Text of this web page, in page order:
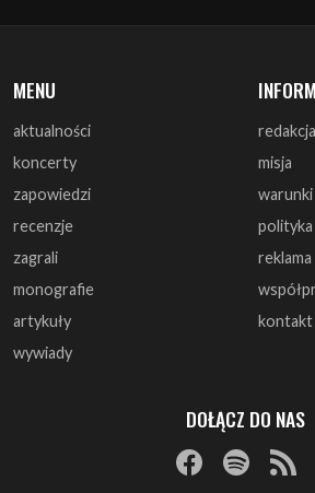
aktualności
zapowiedzi
recenzje
zagrali
monografie
artykuły
wywiady
redakcja
polityka
reklama
kontakt
DOŁĄCZ DO NAS
© 1997 - 2025 ArtRock.pl - Wszelkie